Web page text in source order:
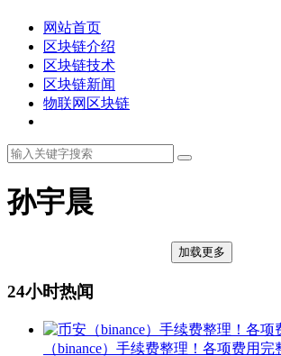
网站首页
区块链介绍
区块链技术
区块链新闻
物联网区块链
孙宇晨
加载更多
24小时热闻
（binance）手续费整理！各项费用完